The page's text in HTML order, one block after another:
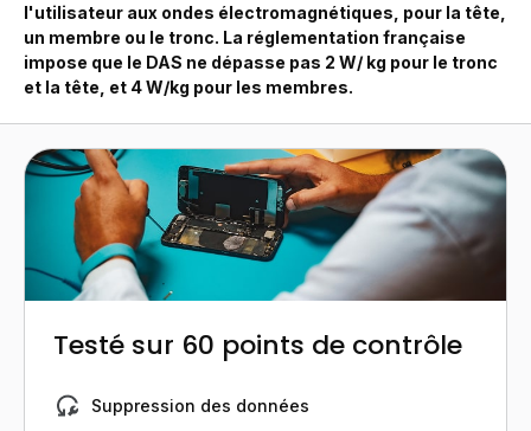
l'utilisateur aux ondes électromagnétiques, pour la tête,
un membre ou le tronc. La réglementation française
impose que le DAS ne dépasse pas 2 W/ kg pour le tronc
et la tête, et 4 W/kg pour les membres.
Testé sur 60 points de contrôle
Suppression des données